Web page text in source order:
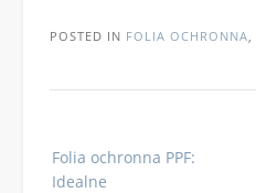
POSTED IN FOLIA OCHRONNA
navigation
Folia ochronna PPF:
Idealne